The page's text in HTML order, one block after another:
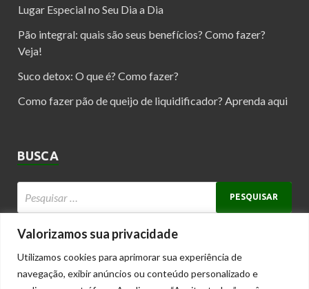
Valorizamos sua privacidade
Utilizamos cookies para aprimorar sua experiência de
navegação, exibir anúncios ou conteúdo personalizado e
Lugar Especial no Seu Dia a Dia
Pão integral: quais são seus benefícios? Como fazer?
Veja!
Suco detox: O que é? Como fazer?
Como fazer pão de queijo de liquidificador? Aprenda aqui
BUSCA
Copyright © 2025 receitasesaude.net
Receitas Saudáveis e Dicas para Viver Melhor